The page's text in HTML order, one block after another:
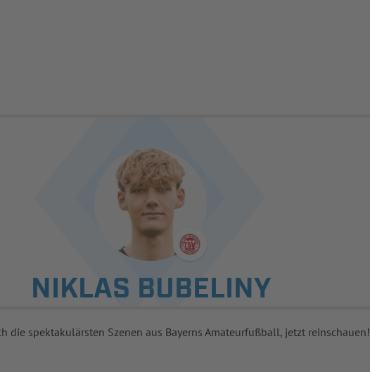
NIKLAS BUBELINY
die spektakulärsten Szenen aus Bayerns Amateurfußball, jetzt reinschauen!